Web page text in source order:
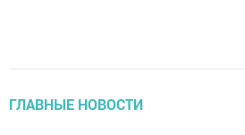
ГЛАВНЫЕ НОВОСТИ